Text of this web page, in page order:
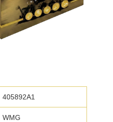
405892A1
WMG